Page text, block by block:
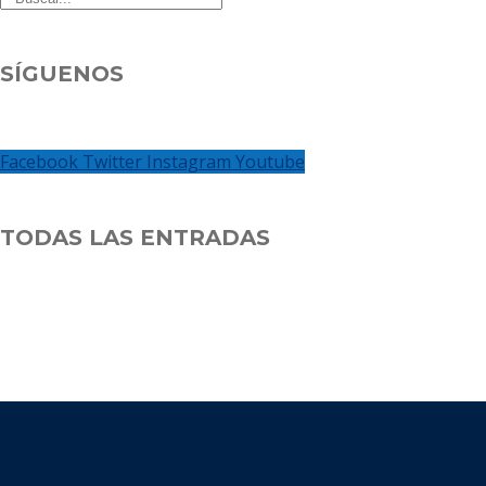
SÍGUENOS
Facebook Twitter Instagram Youtube
TODAS LAS ENTRADAS